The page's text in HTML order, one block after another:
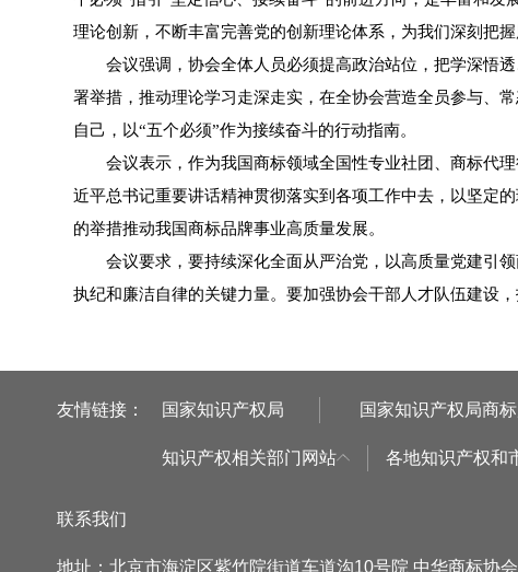
理论创新，不断丰富完善党的创新理论体系，为我们深刻把
会议强调，协会全体人员必须提高政治站位，把学深悟
署举措，推动理论学习走深走实，在全协会营造全员参与、
自己，以“五个必须”作为接续奋斗的行动指南。
会议表示，作为我国商标领域全国性专业社团、商标代
近平总书记重要讲话精神贯彻落实到各项工作中去，以坚定
的举措推动我国商标品牌事业高质量发展。
会议要求，要持续深化全面从严治党，以高质量党建引
执纪和廉洁自律的关键力量。要加强协会干部人才队伍建设
友情链接： 国家知识产权局 国家知识产权局商
知识产权相关部门网站 各地知识产权和
联系我们
地址：北京市海淀区紫竹院街道车道沟10号院 中华商标协会